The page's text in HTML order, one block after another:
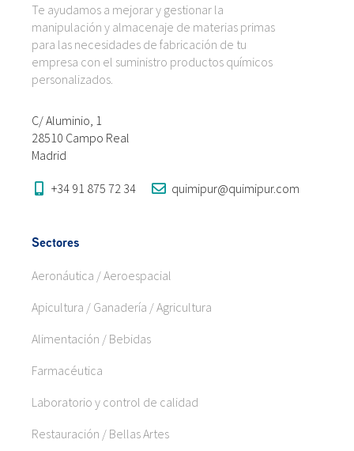
Te ayudamos a mejorar y gestionar la
manipulación y almacenaje de materias primas
para las necesidades de fabricación de tu
empresa con el suministro productos químicos
personalizados.
C/ Aluminio, 1
28510 Campo Real
Madrid
+34 91 875 72 34 quimipur@quimipur.com
Sectores
Aeronáutica / Aeroespacial
Apicultura / Ganadería / Agricultura
Alimentación / Bebidas
Farmacéutica
Laboratorio y control de calidad
Restauración / Bellas Artes